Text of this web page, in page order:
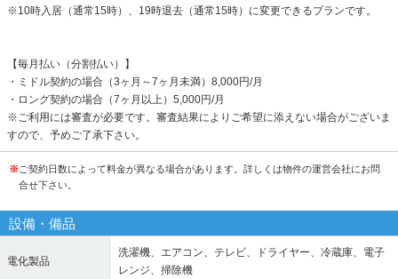
※10時入居（通常15時）、19時退去（通常15時）に変更できるプランです。
【毎月払い（分割払い）】
・ミドル契約の場合（3ヶ月～7ヶ月未満）8,000円/月
・ロング契約の場合（7ヶ月以上）5,000円/月
※ご利用には審査が必要です。審査結果によりご希望に添えない場合がございま
すので、予めご了承下さい。
※ ご契約日数によって料金が異なる場合があります。詳しくは物件の運営会社にお問
合せ下さい。
設備・備品
電化製品
洗濯機、エアコン、テレビ、ドライヤー、冷蔵庫、電子
レンジ、掃除機